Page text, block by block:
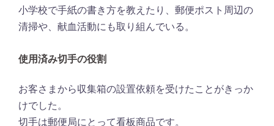
小学校で手紙の書き方を教えたり、郵便ポスト周辺の
清掃や、献血活動にも取り組んでいる。
使用済み切手の役割
お客さまから収集箱の設置依頼を受けたことがきっか
けでした。
切手は郵便局にとって看板商品です。